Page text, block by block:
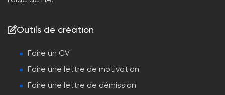
Outils de création
Faire un CV
Faire une lettre de motivation
Faire une lettre de démission